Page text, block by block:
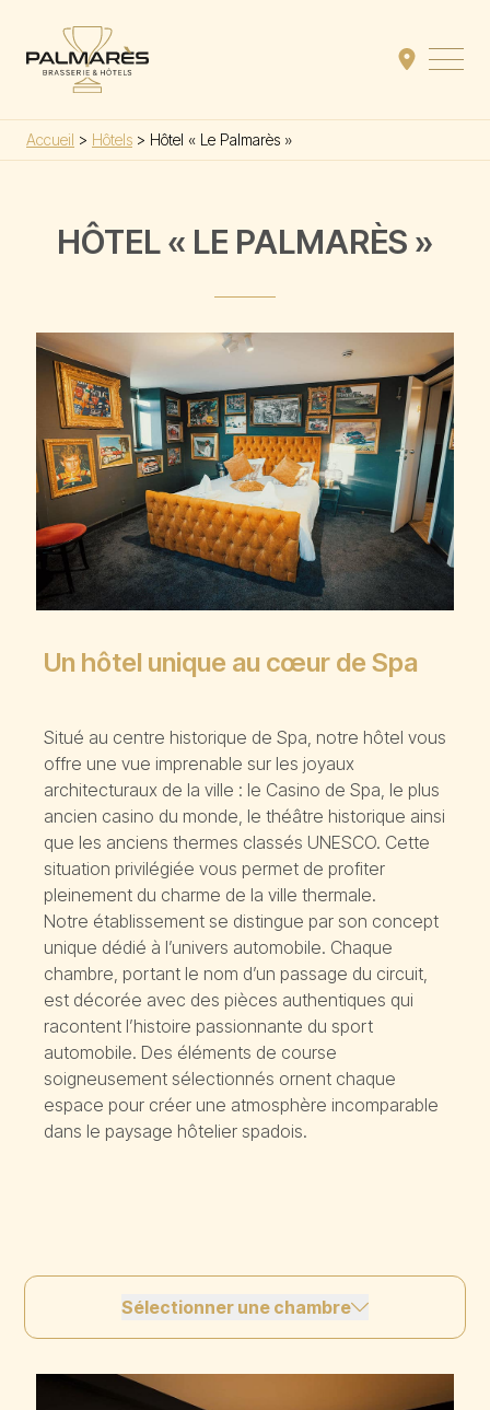
Retour à la page d'accueil
Voir notre
Accueil > Hôtels > Hôtel « Le Palmarès »
HÔTEL « LE PALMARÈS »
Média
Un hôtel unique au cœur de Spa
Situé au centre historique de Spa, notre hôtel vous
offre une vue imprenable sur les joyaux
architecturaux de la ville : le Casino de Spa, le plus
ancien casino du monde, le théâtre historique ainsi
que les anciens thermes classés UNESCO. Cette
situation privilégiée vous permet de profiter
pleinement du charme de la ville thermale.
Notre établissement se distingue par son concept
unique dédié à l’univers automobile. Chaque
chambre, portant le nom d’un passage du circuit,
est décorée avec des pièces authentiques qui
racontent l’histoire passionnante du sport
automobile. Des éléments de course
soigneusement sélectionnés ornent chaque
espace pour créer une atmosphère incomparable
dans le paysage hôtelier spadois.
Sélectionner une chambre